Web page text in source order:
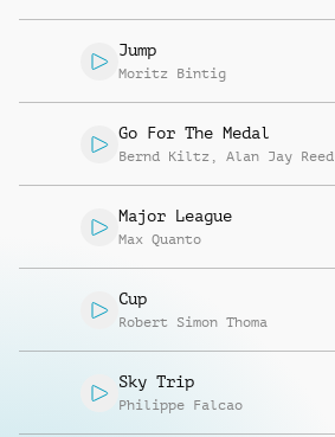
Jump
Moritz Bintig
Go For The Medal
Bernd Kiltz , Alan Jay Reed
Major League
Max Quanto
Cup
Robert Simon Thoma
Sky Trip
Philippe Falcao